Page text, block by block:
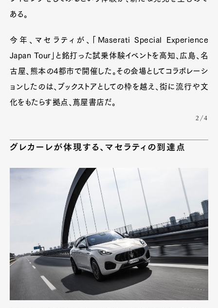
GourmetCars
ProductCulture Lifestyle
Contact
Pen Meet
Pen international Pen tw
ある。
今年、マセラティが、「Maserati Special Experience
Japan Tour」と銘打った試乗体験イベントを高知、広島、名
古屋、熊本の4都市で開催した。その会場としてコラボレーシ
ョンしたのは、ブックストアとしての枠を越え、街に流行や文
化をもたらす拠点、蔦屋書店だ。
2/4
グレカーレが体現する、マセラティの到達点